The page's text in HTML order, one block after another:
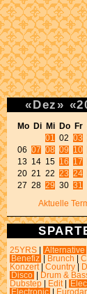
«Dez » «
Mo Di Mi Do Fr
01
02 03
06 07 08 09 10
13 14 15 16 17
20 21 22 23 24
27 28 29 30 31
Aktuelle
25YRS Alternative
Benefiz
Brunch
Konzert
Country
Disco
Drum &
Dubstep
Edit
Electronic